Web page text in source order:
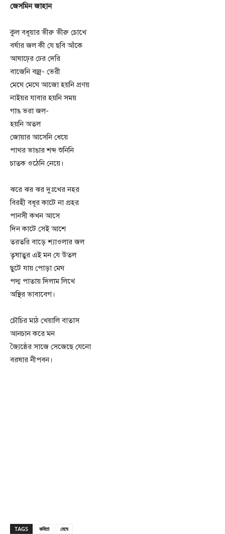
জেসমিন জাহান
কুল বধূয়ার ভীরু ভীরু চোখে
বর্ষার জল কী যে ছবি আঁকে
আষাঢ়ের ঢের দেরি
বাজেনি বজ্র- ভেরী
মেঘে মেঘে আজো হয়নি প্রণয়
নাইয়র যাবার হয়নি সময়
গাঙ ভরা জল-
হয়নি অতল
জোয়ার আসেনি ধেয়ে
পাথর ভাঙার শব্দ শুনিনি
চাতক ওঠেনি নেয়ে।
ঝরে ঝর ঝর দুঃখের নহর
বিরহী বধূর কাটে না প্রহর
পানসী কখন আসে
দিন কাটে সেই আশে
তরতরি বাড়ে শ্যাওলার জল
তৃষাতুর এই মন যে উতল
ছুটে যায় পোড়া মেঘ
পদ্ম পাতায় দিলাম লিখে
অস্থির ভাবাবেগ।
চৌচির মাঠ খেয়ালি বাতাস
আনচান করে মন
জ্যৈষ্ঠের সাজে সেজেছে যেনো
বরষার নীপবন।
TAGS কবিতা মেঘে